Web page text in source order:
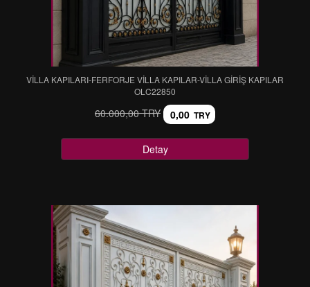
VİLLA KAPILARI-FERFORJE VİLLA KAPILAR-VİLLA GİRİŞ KAPILAR
OLC22850
60.000,00 TRY 0,00 TRY
Detay